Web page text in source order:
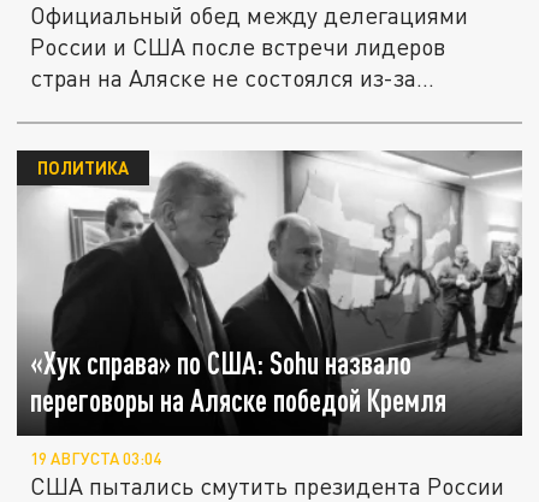
Официальный обед между делегациями
России и США после встречи лидеров
стран на Аляске не состоялся из-за...
«Хук справа» по США: Sohu назвало
переговоры на Аляске победой Кремля
ПОЛИТИКА
19 АВГУСТА 03:04
США пытались смутить президента России